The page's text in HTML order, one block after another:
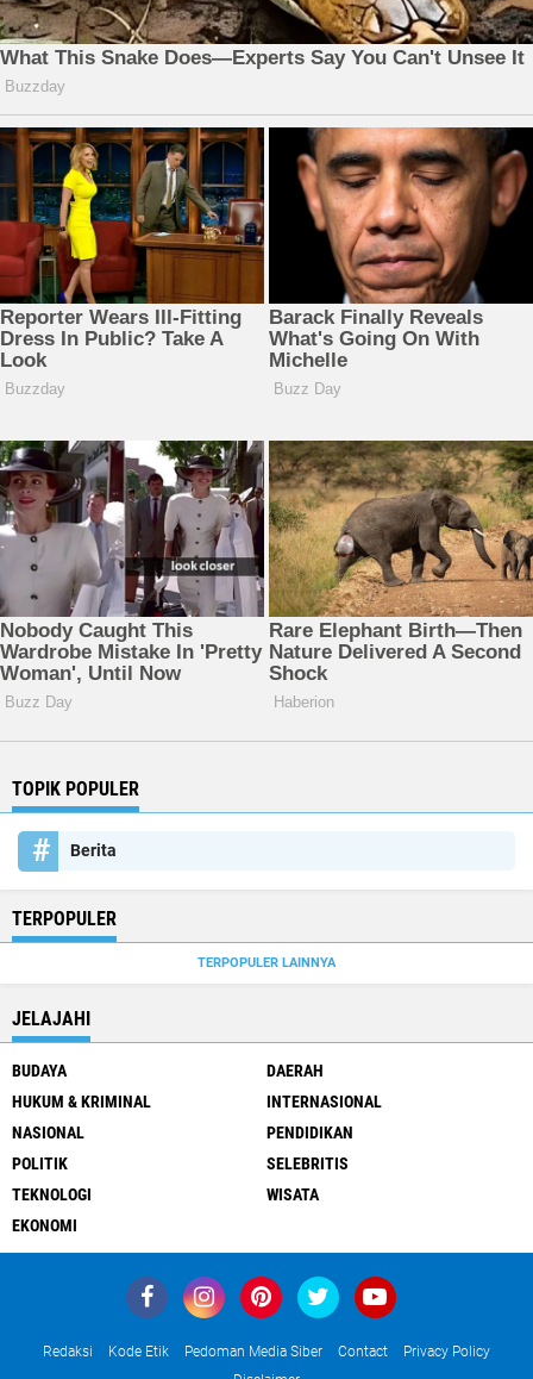
TOPIK POPULER
Berita
TERPOPULER
TERPOPULER LAINNYA
JELAJAHI
BUDAYA
DAERAH
HUKUM & KRIMINAL
INTERNASIONAL
NASIONAL
PENDIDIKAN
POLITIK
SELEBRITIS
TEKNOLOGI
WISATA
EKONOMI
Redaksi Kode Etik Pedoman Media Siber Contact
Privacy Policy